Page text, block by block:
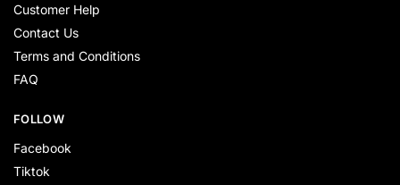
Customer Help
Contact Us
Terms and Conditions
FAQ
FOLLOW
Facebook
Tiktok